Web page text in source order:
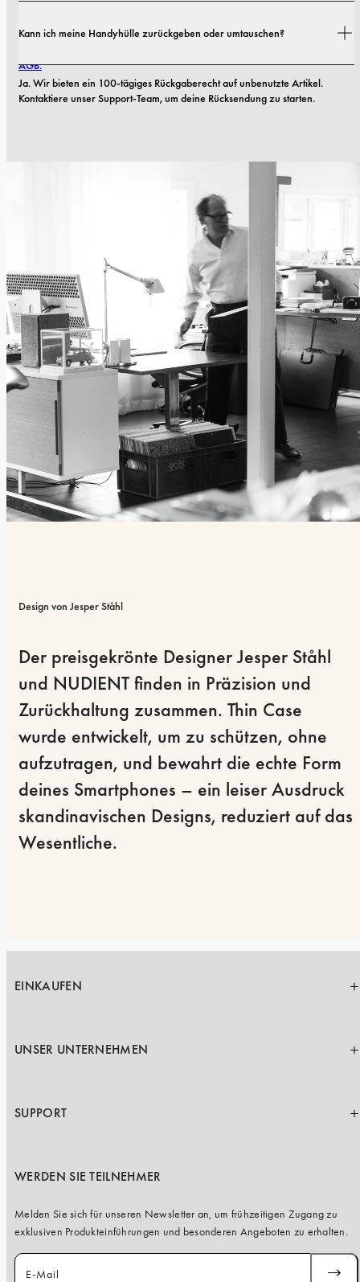
innerhalb der ersten 12 Monate Material- oder Verarbeitungsfehler
AGB.
Kann ich meine Handyhülle zurückgeben oder umtauschen?
Ja. Wir bieten ein 100-tägiges Rückgaberecht auf unbenutzte Artikel.
Kontaktiere unser Support-Team, um deine Rücksendung zu starten.
Design von Jesper Ståhl
Der preisgekrönte Designer Jesper Ståhl
und NUDIENT finden in Präzision und
Zurückhaltung zusammen. Thin Case
wurde entwickelt, um zu schützen, ohne
aufzutragen, und bewahrt die echte Form
deines Smartphones – ein leiser Ausdruck
skandinavischen Designs, reduziert auf das
Wesentliche.
EINKAUFEN
UNSER UNTERNEHMEN
SUPPORT
WERDEN SIE TEILNEHMER
Melden Sie sich für unseren Newsletter an, um frühzeitigen Zugang zu
exklusiven Produkteinführungen und besonderen Angeboten zu erhalten.
E-Mail